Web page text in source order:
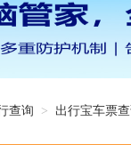
查询 > 出行宝车票